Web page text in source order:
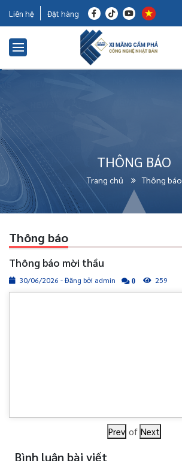
Liên hệ Đặt hàng
THÔNG BÁO
Trang chủ Thông báo
Thông báo
Thông báo mời thầu
30/06/2026 - Đăng bởi admin 0 259
Prev of Next
Bình luận bài viết